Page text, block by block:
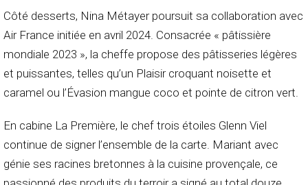
Côté desserts, Nina Métayer poursuit sa collaboration avec
Air France initiée en avril 2024. Consacrée « pâtissière
mondiale 2023 », la cheffe propose des pâtisseries légères
et puissantes, telles qu’un Plaisir croquant noisette et
caramel ou l’Évasion mangue coco et pointe de citron vert.
En cabine La Première, le chef trois étoiles Glenn Viel
continue de signer l’ensemble de la carte. Mariant avec
génie ses racines bretonnes à la cuisine provençale, ce